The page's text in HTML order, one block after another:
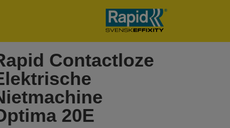
Contactloze
20E